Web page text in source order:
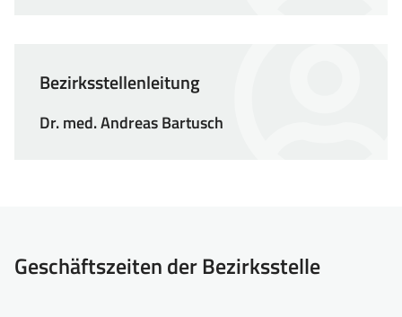
371
Ing.
Beatrix
Bezirksstellenleitung
Dr. med. Andreas Bartusch
Geschäftszeiten der Bezirksstelle